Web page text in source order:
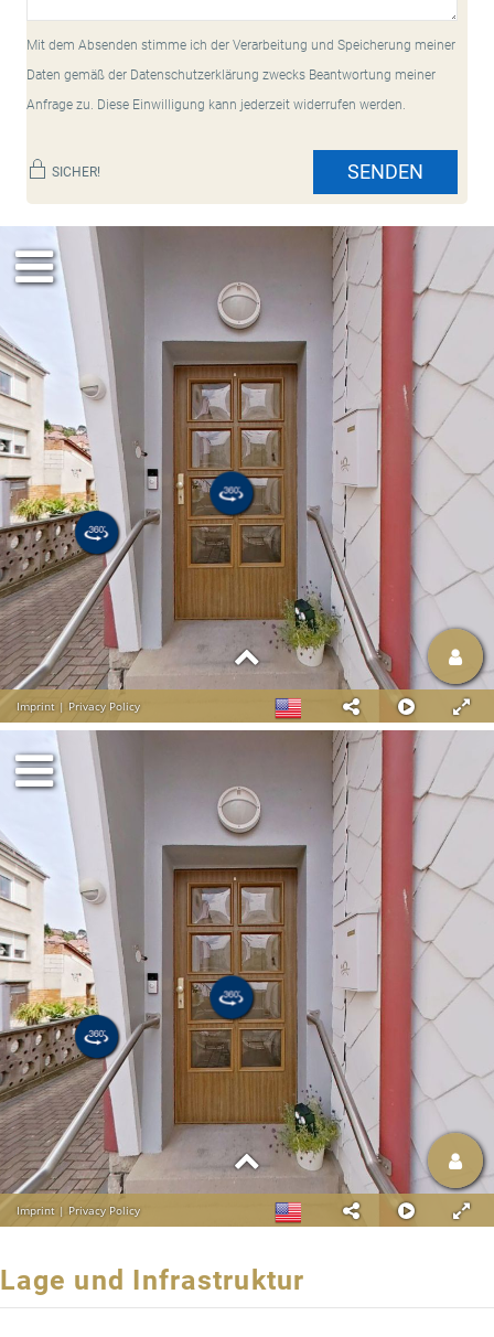
Mit dem Absenden stimme ich der Verarbeitung und Speicherung meiner
Daten gemäß der Datenschutzerklärung zwecks Beantwortung meiner
Anfrage zu. Diese Einwilligung kann jederzeit widerrufen werden.
SICHER! SENDEN
Lage und Infrastruktur